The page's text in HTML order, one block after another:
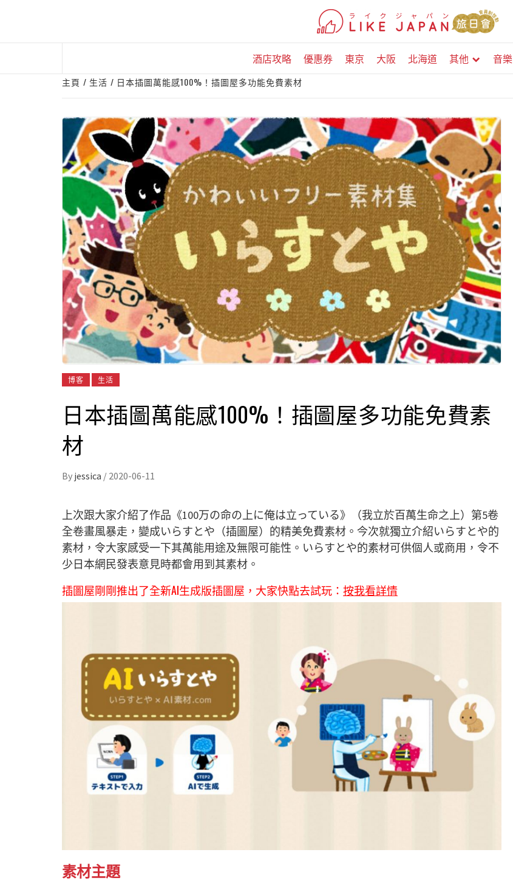
酒店攻略 優惠券 東京 大阪 北海道 其他 音樂
主頁 生活 日本插圖萬能感100%！插圖屋多功能免費素材
博客 生活
日本插圖萬能感100%！插圖屋多功能免費素
材
By jessica / 2020-06-11
上次跟大家介紹了作品《100万の命の上に俺は立っている》（我立於百萬生命之上）第5卷
全卷畫風暴走，變成いらすとや（插圖屋）的精美免費素材。今次就獨立介紹いらすとや的
素材，令大家感受一下其萬能用途及無限可能性。いらすとや的素材可供個人或商用，令不
少日本網民發表意見時都會用到其素材。
插圖屋剛剛推出了全新AI生成版插圖屋，大家快點去試玩： 按我看詳情
素材主題